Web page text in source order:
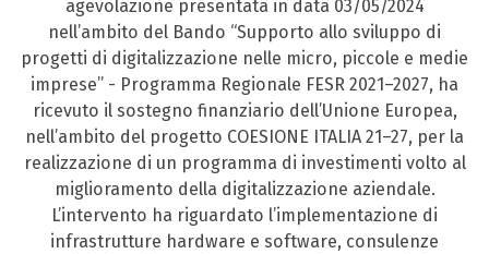
agevolazione presentata in data 03/05/2024
nell’ambito del Bando “Supporto allo sviluppo di
progetti di digitalizzazione nelle micro, piccole e medie
imprese” - Programma Regionale FESR 2021–2027, ha
ricevuto il sostegno finanziario dell’Unione Europea,
nell’ambito del progetto COESIONE ITALIA 21–27, per la
realizzazione di un programma di investimenti volto al
miglioramento della digitalizzazione aziendale.
L’intervento ha riguardato l’implementazione di
infrastrutture hardware e software, consulenze